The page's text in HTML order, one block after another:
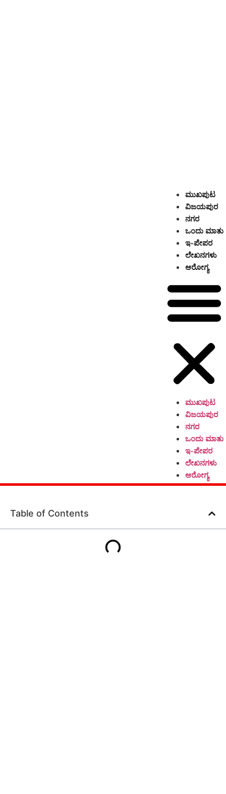
ಮುಖಪುಟ
ವಿಜಯಪುರ
ನಗರ
ಒಂದು ಮಾತು
ಇ-ಪೇಪರ
ಲೇಖನಗಳು
ಆರೋಗ್ಯ
ಮುಖಪುಟ
ವಿಜಯಪುರ
ನಗರ
ಒಂದು ಮಾತು
ಇ-ಪೇಪರ
ಲೇಖನಗಳು
ಆರೋಗ್ಯ
Table of Contents